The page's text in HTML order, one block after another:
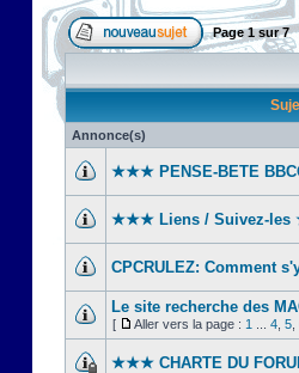
Page1sur7
Annonce(s)
★★★ PENSE-BETE
★★★ Liens / Suivez-
CPCRULEZ: Comment
Le site recherche des
[ Aller vers la page : 1 4 5
★★★ CHARTE DU